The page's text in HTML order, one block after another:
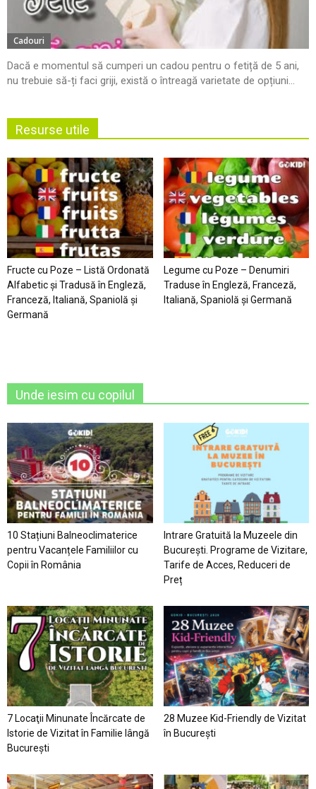
Cadouri
Dacă e momentul să cumperi un cadou pentru o fetiță de 5 ani,
nu trebuie să-ți faci griji, există o întreagă varietate de opțiuni...
Resurse utile
Fructe cu Poze – Listă Ordonată
Alfabetic şi Tradusă în Engleză,
Franceză, Italiană, Spaniolă şi
Germană
Legume cu Poze – Denumiri
Traduse în Engleză, Franceză,
Italiană, Spaniolă şi Germană
Unde iesim cu copilul
10 Stațiuni Balneoclimaterice
pentru Vacanțele Familiilor cu
Copii în România
Intrare Gratuită la Muzeele din
București. Programe de Vizitare,
Tarife de Acces, Reduceri de
Preț
7 Locaţii Minunate Încărcate de
Istorie de Vizitat în Familie lângă
București
28 Muzee Kid-Friendly de Vizitat
în București